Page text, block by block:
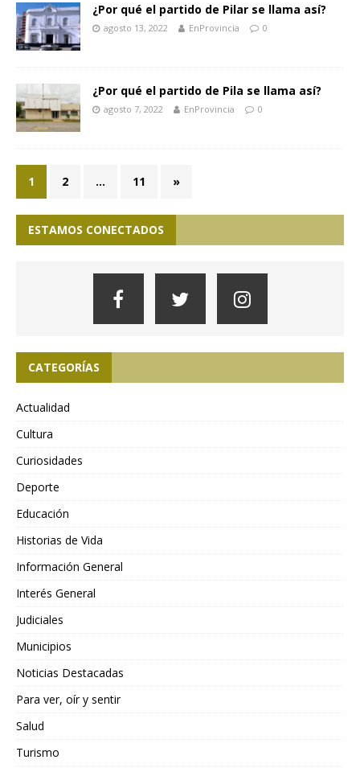
¿Por qué el partido de Pilar se llama así?
agosto 13, 2022 EnProvincia 0
¿Por qué el partido de Pila se llama así?
agosto 7, 2022 EnProvincia 0
1 2 … 11 »
ESTAMOS CONECTADOS
CATEGORÍAS
Actualidad
Cultura
Curiosidades
Deporte
Educación
Historias de Vida
Información General
Interés General
Judiciales
Municipios
Noticias Destacadas
Para ver, oír y sentir
Salud
Turismo